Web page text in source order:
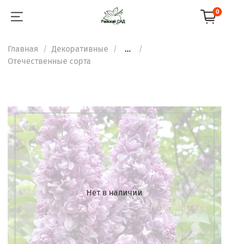
0
Главная Декоративные
...
Отечественные сорта
Нет в наличии